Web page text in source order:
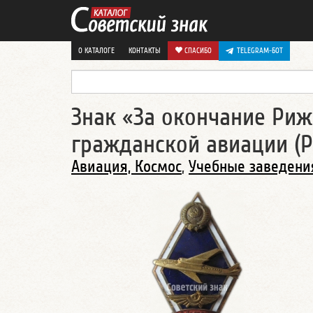
О КАТАЛОГЕ КОНТАКТЫ СПАСИБО TELEGRAM-БОТ
Знак «За окончание
гражданской авиации
Авиация, Космос, Учебные